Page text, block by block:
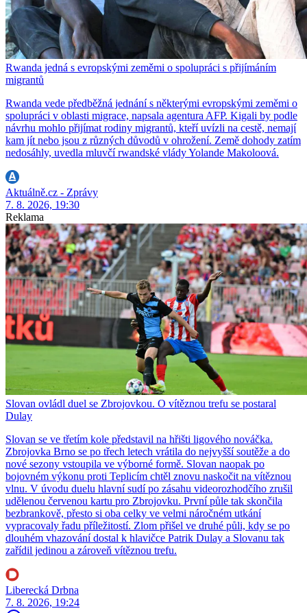
Rwanda jedná s evropskými zeměmi o spolupráci s přijímáním
migrantů
Rwanda vede předběžná jednání s některými evropskými zeměmi o
spolupráci v oblasti migrace, napsala agentura AFP. Kigali by podle
návrhu mohlo přijímat rodiny migrantů, kteří uvízli na cestě, nemají
kam jít nebo jsou z různých důvodů v ohrožení. Země dohody zatím
nedosáhly, uvedla mluvčí rwandské vlády Yolande Makoloová.
Aktuálně.cz - Zprávy
7. 8. 2026, 19:30
Reklama
Slovan ovládl duel se Zbrojovkou. O vítěznou trefu se postaral
Dulay
Slovan se ve třetím kole představil na hřišti ligového nováčka.
Zbrojovka Brno se po třech letech vrátila do nejvyšší soutěže a do
nové sezony vstoupila ve výborné formě. Slovan naopak po
bojovném výkonu proti Teplicím chtěl znovu naskočit na vítěznou
vlnu. V úvodu duelu hlavní sudí po zásahu videorozhodčího zrušil
udělenou červenou kartu pro Zbrojovku. První půle tak skončila
bezbrankově, přesto si oba celky ve velmi náročném utkání
vypracovaly řadu příležitostí. Zlom přišel ve druhé půli, kdy se po
dlouhém vhazování dostal k hlavičce Patrik Dulay a Slovanu tak
zařídil jedinou a zároveň vítěznou trefu.
Liberecká Drbna
7. 8. 2026, 19:24